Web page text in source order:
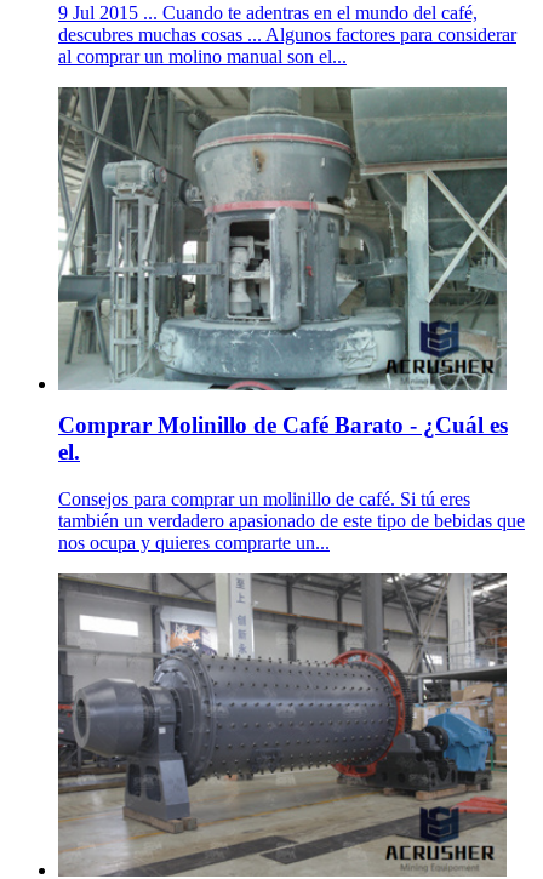
9 Jul 2015 ... Cuando te adentras en el mundo del café,
descubres muchas cosas ... Algunos factores para considerar
al comprar un molino manual son el...
Comprar Molinillo de Café Barato - ¿Cuál es
el.
Consejos para comprar un molinillo de café. Si tú eres
también un verdadero apasionado de este tipo de bebidas que
nos ocupa y quieres comprarte un...